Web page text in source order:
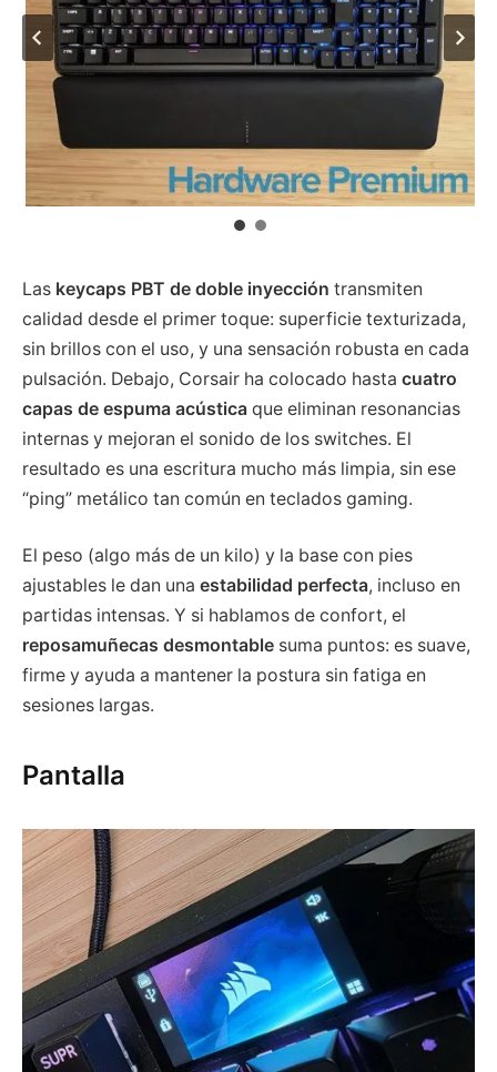
Las keycaps PBT de doble inyección transmiten
calidad desde el primer toque: superficie texturizada,
sin brillos con el uso, y una sensación robusta en cada
pulsación. Debajo, Corsair ha colocado hasta cuatro
capas de espuma acústica que eliminan resonancias
internas y mejoran el sonido de los switches. El
resultado es una escritura mucho más limpia, sin ese
“ping” metálico tan común en teclados gaming.
El peso (algo más de un kilo) y la base con pies
ajustables le dan una estabilidad perfecta, incluso en
partidas intensas. Y si hablamos de confort, el
reposamuñecas desmontable suma puntos: es suave,
firme y ayuda a mantener la postura sin fatiga en
sesiones largas.
Pantalla